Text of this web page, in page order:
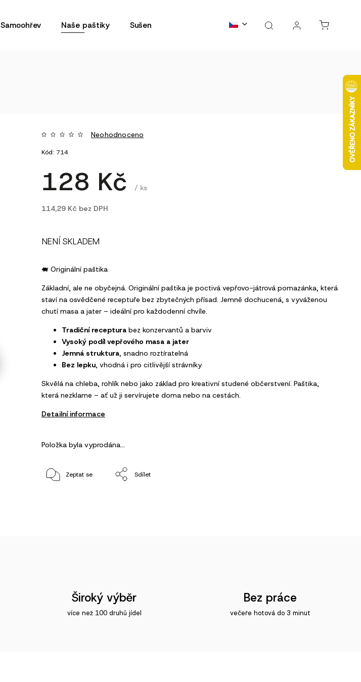
Samoohřev Naše paštiky Sušené maso Kontakty B2B spolupráce
Neohodnoceno
128 Kč/ ks
114,29 Kč bez DPH
Kód: 714
🐖 Originální paštika
Základní, ale ne obyčejná. Originální paštika je poctivá vepřovo-játrová pomazánka, která
staví na osvědčené receptuře bez zbytečných přísad. Jemně dochucená, s vyváženou
chutí masa a jater – ideální pro každodenní chvíle.
Tradiční receptura bez konzervantů a barviv
Vysoký podíl vepřového masa a jater
Jemná struktura, snadno roztíratelná
Bez lepku, vhodná i pro citlivější strávníky
Skvělá na chleba, rohlík nebo jako základ pro kreativní studené občerstvení. Paštika,
která nezklame – ať už ji servírujete doma nebo na cestách.
Detailní informace
Položka byla vyprodána…
NENÍ SKLADEM
Zeptat se Sdílet
Široký výběr
více než 100 druhů jídel
Bez práce
večeře hotová do 3 minut